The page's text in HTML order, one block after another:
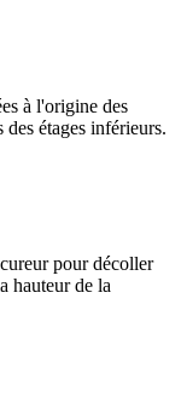
à l'origine des
des étages inférieurs.
pour décoller
hauteur de la